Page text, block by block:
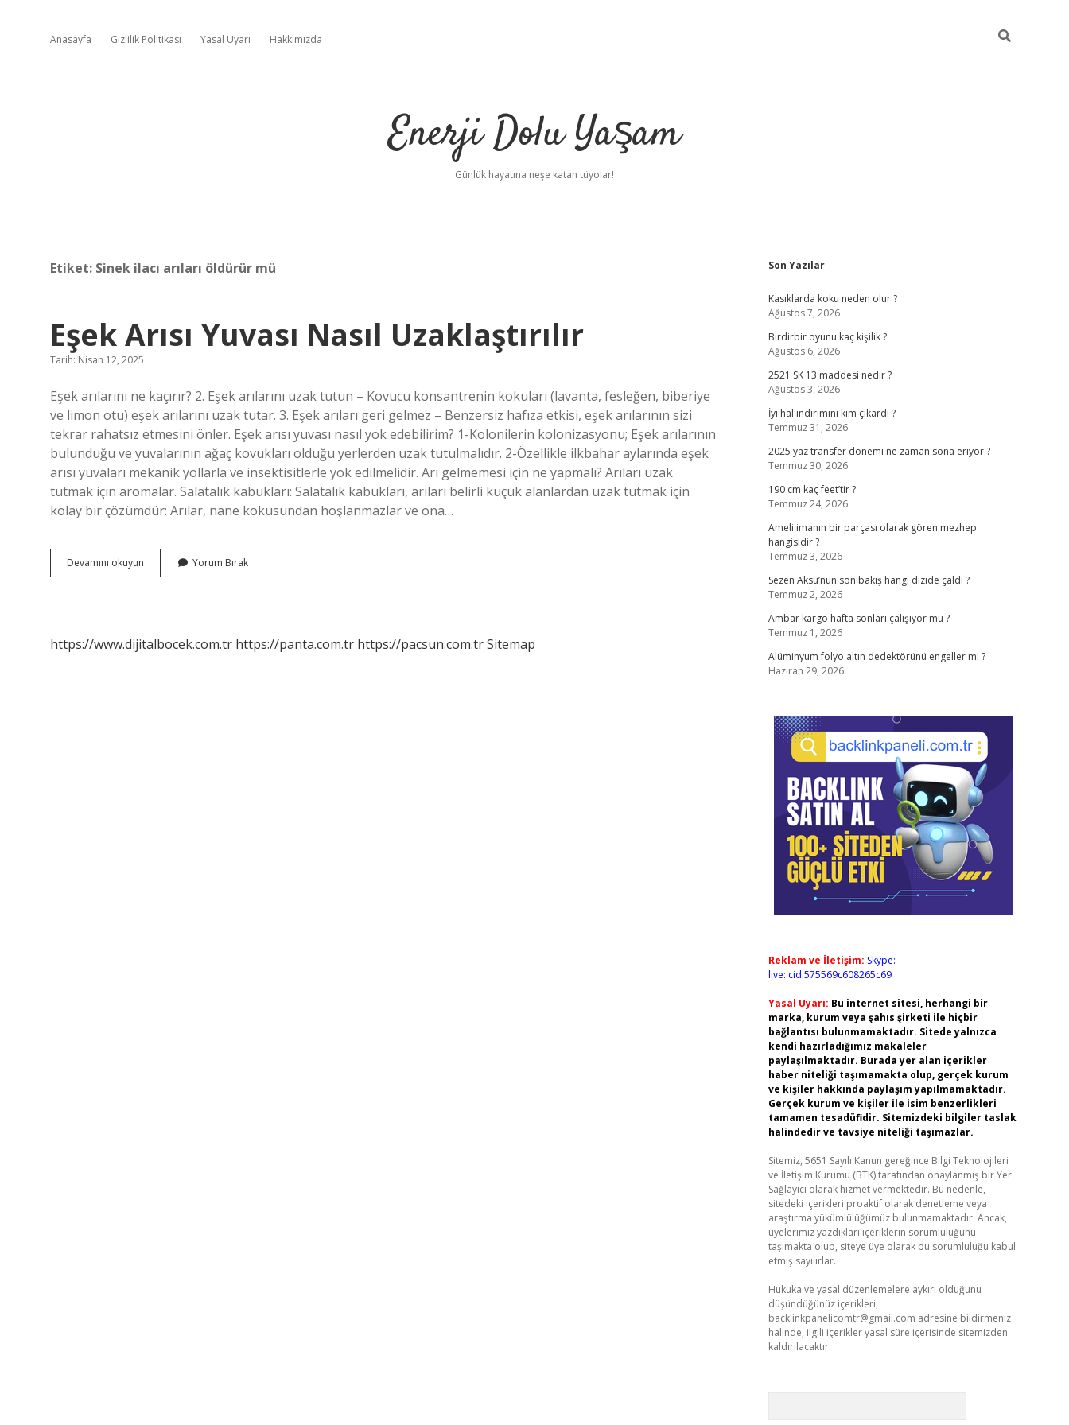
Anasayfa Gizlilik Politikası Yasal Uyarı Hakkımızda
Enerji Dolu Yaşam
Günlük hayatına neşe katan tüyolar!
Etiket: Sinek ilacı arıları öldürür mü
Eşek Arısı Yuvası Nasıl Uzaklaştırılır
Tarih: Nisan 12, 2025
Eşek arılarını ne kaçırır? 2. Eşek arılarını uzak tutun – Kovucu konsantrenin kokuları (lavanta, fesleğen, biberiye
ve limon otu) eşek arılarını uzak tutar. 3. Eşek arıları geri gelmez – Benzersiz hafıza etkisi, eşek arılarının sizi
tekrar rahatsız etmesini önler. Eşek arısı yuvası nasıl yok edebilirim? 1-Kolonilerin kolonizasyonu; Eşek arılarının
bulunduğu ve yuvalarının ağaç kovukları olduğu yerlerden uzak tutulmalıdır. 2-Özellikle ilkbahar aylarında eşek
arısı yuvaları mekanik yollarla ve insektisitlerle yok edilmelidir. Arı gelmemesi için ne yapmalı? Arıları uzak
tutmak için aromalar. Salatalık kabukları: Salatalık kabukları, arıları belirli küçük alanlardan uzak tutmak için
kolay bir çözümdür: Arılar, nane kokusundan hoşlanmazlar ve ona…
Devamını okuyun
Arısı
Yorum Bırak
https://www.dijitalbocek.com.tr https://panta.com.tr https://pacsun.com.trSitemap
Sidebar
Son Yazılar
Kasıklarda koku neden olur ?
Ağustos 7, 2026
Birdirbir oyunu kaç kişilik ?
Ağustos 6, 2026
2521 SK 13 maddesi nedir ?
Ağustos 3, 2026
İyi hal indirimini kim çıkardı ?
Temmuz 31, 2026
2025 yaz transfer dönemi ne zaman sona eriyor ?
Temmuz 30, 2026
190 cm kaç feet’tir ?
Temmuz 24, 2026
Ameli imanın bir parçası olarak gören mezhep
hangisidir ?
Temmuz 3, 2026
Sezen Aksu’nun son bakış hangi dizide çaldı ?
Temmuz 2, 2026
Ambar kargo hafta sonları çalışıyor mu ?
Temmuz 1, 2026
Alüminyum folyo altın dedektörünü engeller mi ?
Haziran 29, 2026
Reklam ve İletişim: Skype:
live:.cid.575569c608265c69
Yasal Uyarı: Bu internet sitesi, herhangi bir
marka, kurum veya şahıs şirketi ile hiçbir
bağlantısı bulunmamaktadır. Sitede yalnızca
kendi hazırladığımız makaleler
paylaşılmaktadır. Burada yer alan içerikler
haber niteliği taşımamakta olup, gerçek kurum
ve kişiler hakkında paylaşım yapılmamaktadır.
Gerçek kurum ve kişiler ile isim benzerlikleri
tamamen tesadüfidir. Sitemizdeki bilgiler taslak
halindedir ve tavsiye niteliği taşımazlar.
Sitemiz, 5651 Sayılı Kanun gereğince Bilgi Teknolojileri
ve İletişim Kurumu (BTK) tarafından onaylanmış bir Yer
Sağlayıcı olarak hizmet vermektedir. Bu nedenle,
sitedeki içerikleri proaktif olarak denetleme veya
araştırma yükümlülüğümüz bulunmamaktadır. Ancak,
üyelerimiz yazdıkları içeriklerin sorumluluğunu
taşımakta olup, siteye üye olarak bu sorumluluğu kabul
etmiş sayılırlar.
Hukuka ve yasal düzenlemelere aykırı olduğunu
düşündüğünüz içerikleri,
backlinkpanelicomtr@gmail.com adresine bildirmeniz
halinde, ilgili içerikler yasal süre içerisinde sitemizden
kaldırılacaktır.